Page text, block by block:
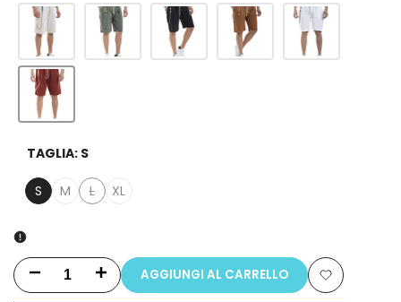
TAGLIA: S
S M
Variante
L XL
Riduci Aumenta AGGIUNGI AL CARRELLO
Aggiungi